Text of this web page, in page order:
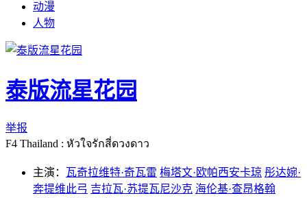
动漫
人物
泰版流星花园
举报
F4 Thailand : หัวใจรักสี่ดวงดาว
主演： 瓦奇拉维特·奇瓦雷 梅塔文·欧帕西安卡琼 彤达婉·
奔提维此弓 吉拉瓦·苏提瓦尼沙克 海伦基·查昂格翰